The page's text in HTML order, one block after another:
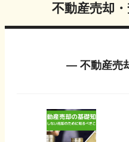
不動産売却
― 不動産売